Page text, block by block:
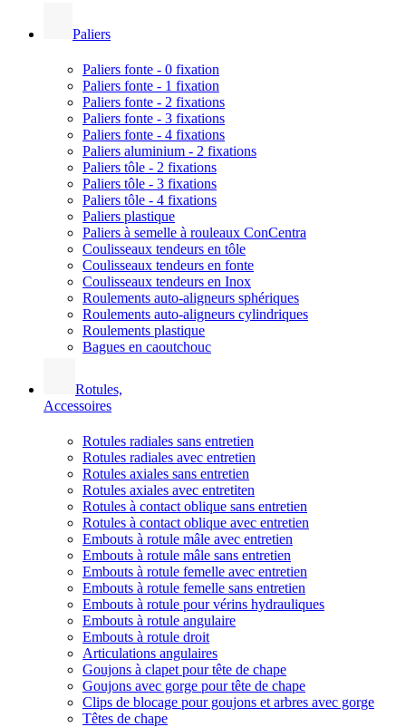
Paliers
Paliers fonte - 0 fixation
Paliers fonte - 1 fixation
Paliers fonte - 2 fixations
Paliers fonte - 3 fixations
Paliers fonte - 4 fixations
Paliers aluminium - 2 fixations
Paliers tôle - 2 fixations
Paliers tôle - 3 fixations
Paliers tôle - 4 fixations
Paliers plastique
Paliers à semelle à rouleaux ConCentra
Coulisseaux tendeurs en tôle
Coulisseaux tendeurs en fonte
Coulisseaux tendeurs en Inox
Roulements auto-aligneurs sphériques
Roulements auto-aligneurs cylindriques
Roulements plastique
Bagues en caoutchouc
Rotules,
Accessoires
Rotules radiales sans entretien
Rotules radiales avec entretien
Rotules axiales sans entretien
Rotules axiales avec entretiten
Rotules à contact oblique sans entretien
Rotules à contact oblique avec entretien
Embouts à rotule mâle avec entretien
Embouts à rotule mâle sans entretien
Embouts à rotule femelle avec entretien
Embouts à rotule femelle sans entretien
Embouts à rotule pour vérins hydrauliques
Embouts à rotule angulaire
Embouts à rotule droit
Articulations angulaires
Goujons à clapet pour tête de chape
Goujons avec gorge pour tête de chape
Clips de blocage pour goujons et arbres avec gorge
Têtes de chape